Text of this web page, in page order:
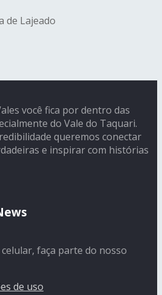
de Lajeado
você fica por dentro das
do Vale do Taquari.
queremos conectar
e inspirar com histórias
faça parte do nosso
de uso